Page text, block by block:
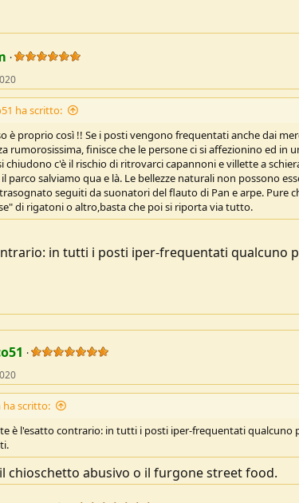
ha scritto:
è proprio così !! Se i posti vengono frequentati anche dai
rumorosissima, finisce che le persone ci si affezionino ed in
chiudono c'è il rischio di ritrovarci capannoni e villette a
parco salviamo qua e là. Le bellezze naturali non possono
seguiti da suonatori del flauto di Pan e arpe. Pure
di rigatoni o altro,basta che poi si riporta via tutto.
in tutti i posti iper-frequentati qualcuno
scritto:
è l'esatto contrario: in tutti i posti iper-frequentati qualcuno
chioschetto abusivo o il furgone street food.